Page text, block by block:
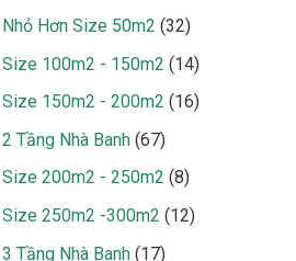
sản
phẩm
Hơn Size 50m2 3232
sản
phẩm
Size 100m2 - 150m2 1414
sản
phẩm
Size 150m2 - 200m2 1616
Tầng Nhà Banh 6767
sản
phẩm
Size 200m2 - 250m2 88
sản
phẩm
Size 250m2 -300m2 1212
Tầng Nhà Banh 1717